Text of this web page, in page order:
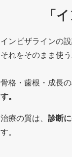
「
インビザラインの
それをそのまま使
骨格・歯根・成長
す。
治療の質は、 診断
す。